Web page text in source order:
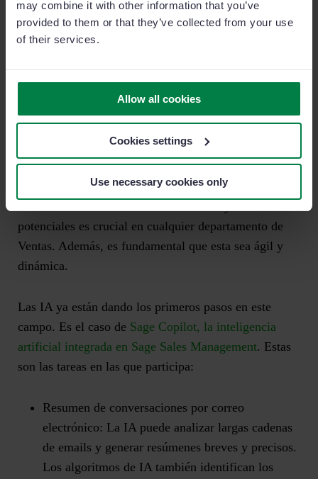
may combine it with other information that you’ve
provided to them or that they’ve collected from your use
of their services.
Allow all cookies
Cookies settings
Use necessary cookies only
Comunicación con leads y clientes potenciada con
potenciales es crucial en cualquier departamento de
Ventas. Además, es fundamental que esta sea ágil y
dinámica.
Las IA ya están dando los primeros pasos en este
campo. Es el caso de Sage Copilot, la inteligencia
artificial integrada en Sage Sales Management. Estas
son las tareas en las que participa:
Resumen de conversaciones por correo
electrónico: La IA puede analizar largas cadenas
de emails y generar resúmenes breves y precisos.
Los algoritmos de IA también identifican los